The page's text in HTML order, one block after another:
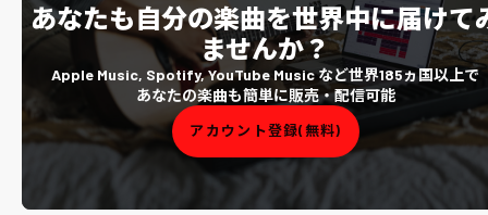
あなたも自分の楽曲を世界中に届けて
ませんか？
Apple Music, Spotify, YouTube Music など世界185ヵ国以上で
あなたの楽曲も簡単に販売・配信可能
アカウント登録(無料)